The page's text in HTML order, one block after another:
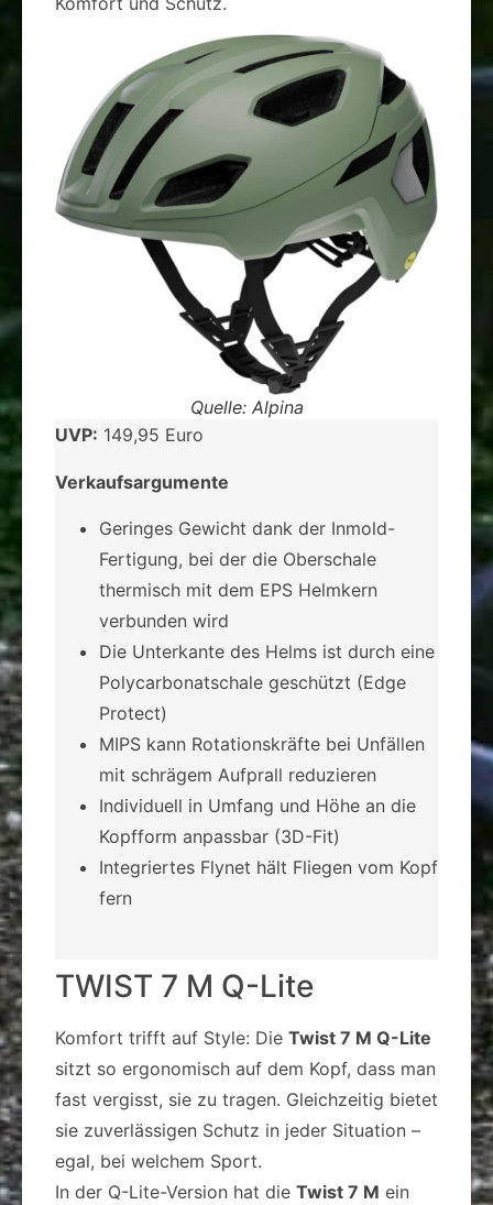
Quelle: Alpina
UVP: 149,95 Euro
Verkaufsargumente
Geringes Gewicht dank der Inmold-
Fertigung, bei der die Oberschale
thermisch mit dem EPS Helmkern
verbunden wird
Die Unterkante des Helms ist durch eine
Polycarbonatschale geschützt (Edge
Protect)
MIPS kann Rotationskräfte bei Unfällen
mit schrägem Aufprall reduzieren
Individuell in Umfang und Höhe an die
Kopfform anpassbar (3D-Fit)
Integriertes Flynet hält Fliegen vom Kopf
fern
TWIST 7 M Q-Lite
Komfort trifft auf Style: Die Twist 7 M Q-Lite
sitzt so ergonomisch auf dem Kopf, dass man
fast vergisst, sie zu tragen. Gleichzeitig bietet
sie zuverlässigen Schutz in jeder Situation –
egal, bei welchem Sport.
In der Q-Lite-Version hat die Twist 7 M ein